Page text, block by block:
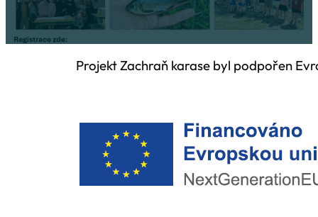
Projekt Zachraň karase byl podpořen